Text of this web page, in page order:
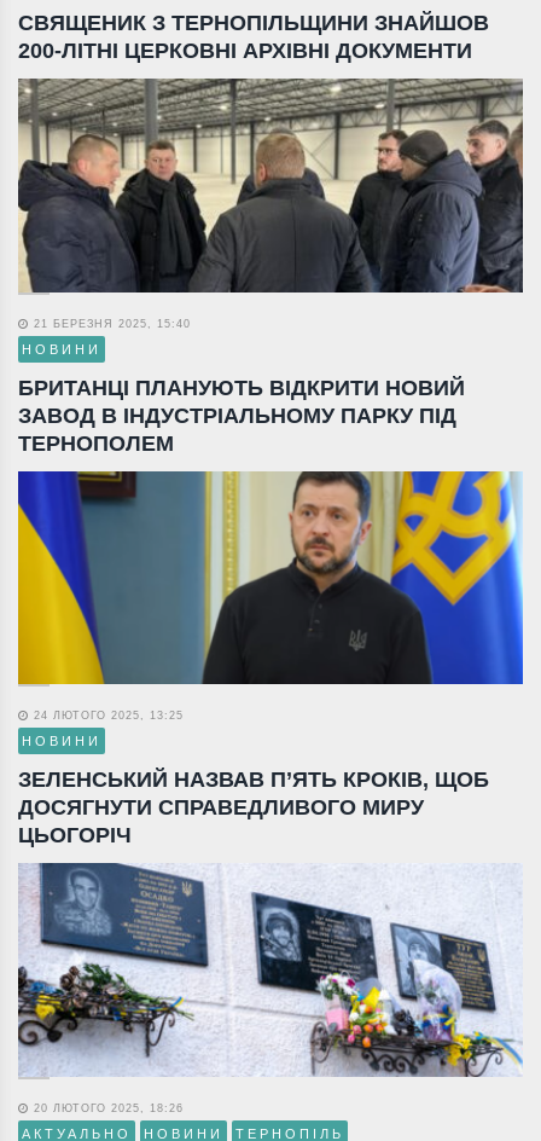
СВЯЩЕНИК З ТЕРНОПІЛЬЩИНИ ЗНАЙШОВ
200-ЛІТНІ ЦЕРКОВНІ АРХІВНІ ДОКУМЕНТИ
21 БЕРЕЗНЯ 2025, 15:40
НОВИНИ
БРИТАНЦІ ПЛАНУЮТЬ ВІДКРИТИ НОВИЙ
ЗАВОД В ІНДУСТРІАЛЬНОМУ ПАРКУ ПІД
ТЕРНОПОЛЕМ
24 ЛЮТОГО 2025, 13:25
НОВИНИ
ЗЕЛЕНСЬКИЙ НАЗВАВ П’ЯТЬ КРОКІВ, ЩОБ
ДОСЯГНУТИ СПРАВЕДЛИВОГО МИРУ
ЦЬОГОРІЧ
20 ЛЮТОГО 2025, 18:26
АКТУАЛЬНО НОВИНИ ТЕРНОПІЛЬ